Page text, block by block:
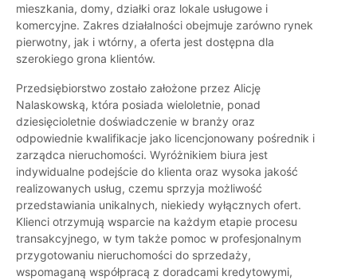
mieszkania, domy, działki oraz lokale usługowe i
komercyjne. Zakres działalności obejmuje zarówno rynek
pierwotny, jak i wtórny, a oferta jest dostępna dla
szerokiego grona klientów.
Przedsiębiorstwo zostało założone przez Alicję
Nalaskowską, która posiada wieloletnie, ponad
dziesięcioletnie doświadczenie w branży oraz
odpowiednie kwalifikacje jako licencjonowany pośrednik i
zarządca nieruchomości. Wyróżnikiem biura jest
indywidualne podejście do klienta oraz wysoka jakość
realizowanych usług, czemu sprzyja możliwość
przedstawiania unikalnych, niekiedy wyłącznych ofert.
Klienci otrzymują wsparcie na każdym etapie procesu
transakcyjnego, w tym także pomoc w profesjonalnym
przygotowaniu nieruchomości do sprzedaży,
wspomaganą współpracą z doradcami kredytowymi,